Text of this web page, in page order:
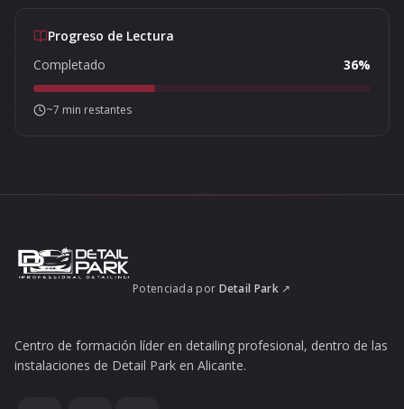
Progreso de Lectura
Completado
36%
~7 min restantes
Potenciada por Detail Park↗
Centro de formación líder en detailing profesional, dentro de las
instalaciones de Detail Park en Alicante.